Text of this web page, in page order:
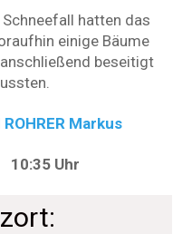
hatten das
einige Bäume
beseitigt
ROHRER Markus
10:35 Uhr